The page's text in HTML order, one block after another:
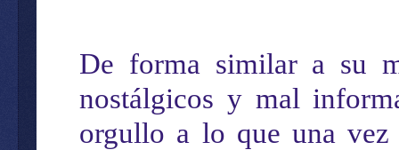
De forma similar a su
nostálgicos y mal
orgullo a lo que una vez